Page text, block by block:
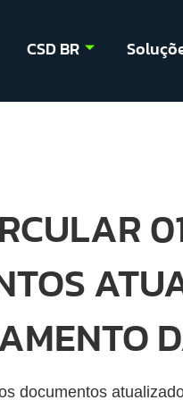
CSD BR
documentos